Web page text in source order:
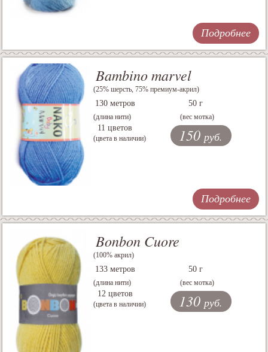
Подробнее
Bambino marvel
(25% шерсть, 75% премиум-акрил)
130 метров
(длина нити)
50 г
(вес мотка)
11 цветов
(цвета в наличии) 150 руб.
Подробнее
Bonbon Cuore
(100% акрил)
133 метров
(длина нити)
50 г
(вес мотка)
12 цветов
(цвета в наличии) 130 руб.